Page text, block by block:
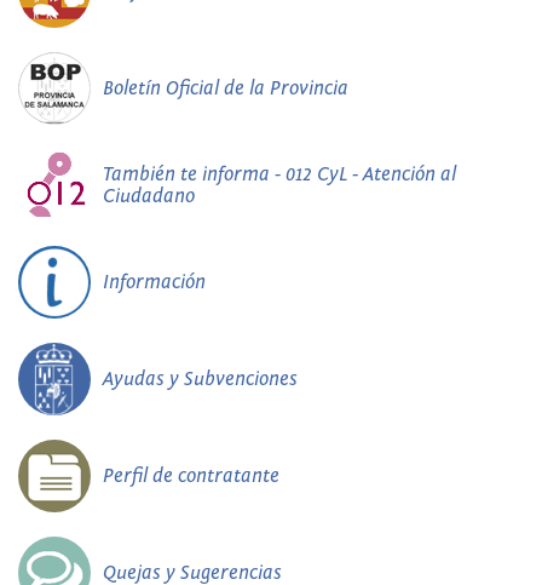
Boletín Oficial de la Provincia
También te informa - 012 CyL - Atención al
Ciudadano
Información
Ayudas y Subvenciones
Perfil de contratante
Quejas y Sugerencias